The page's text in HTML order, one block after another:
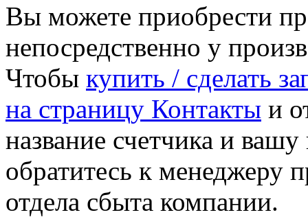
Вы можете приобрести
непосредственно у
Чтобы купить / сделать
на страницу Контакты и
название счетчика и
обратитесь к менеджеру
отдела сбыта компании.